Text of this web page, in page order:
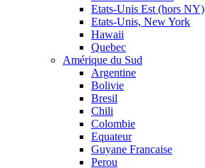
Etats-Unis Est (hors NY)
Etats-Unis, New York
Hawaii
Quebec
Amérique du Sud
Argentine
Bolivie
Bresil
Chili
Colombie
Equateur
Guyane Francaise
Perou